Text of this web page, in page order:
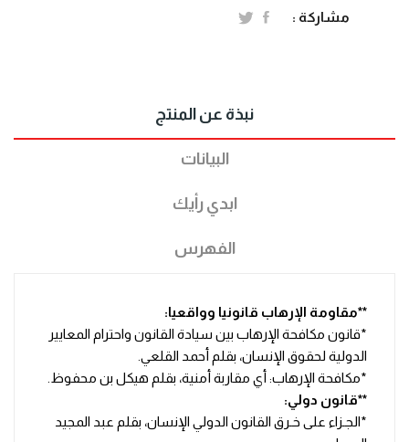
مشاركة :
نبذة عن المنتج
البيانات
ابدي رأيك
الفهرس
**مقاومة الإرهاب قانونيا وواقعيا:
*قانون مكافحة الإرهاب بين سيادة القانون واحترام المعايير
الدولية لحقوق الإنسان، بقلم أحمد القلعي.
*مكافحة الإرهاب: أي مقاربة أمنية، بقلم هيكل بن محفوظ.
**قانون دولي:
*الجـزاء على خـرق القانون الدولي الإنسان، بقلم عبد المجيد